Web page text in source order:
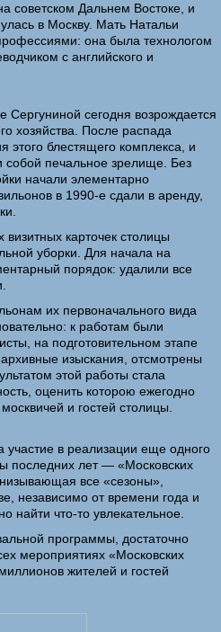
советском Дальнем Востоке, и
в Москву. Мать Натальи
она была технологом
с английского и
Сергуниной сегодня возрождается
хозяйства. После распада
этого блестящего комплекса, и
собой печальное зрелище. Без
начали элементарно
в 1990-е сдали в аренду,
карточек столицы
уборки. Для начала на
порядок: удалили все
их первоначального вида
к работам были
на подготовительном этапе
изыскания, отсмотрены
этой работы стала
оценить которою ежегодно
и гостей столицы.
в реализации еще одного
последних лет — «Московских
все «сезоны»,
независимо от времени года и
найти что-то увлекательное.
программы, достаточно
мероприятиях «Московских
жителей и гостей